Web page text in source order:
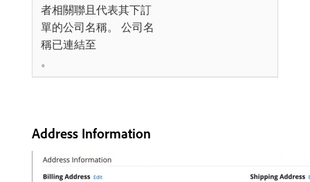
者相關聯且代表其下訂
單的公司名稱。 公司名
稱已連結至
。
Address Information